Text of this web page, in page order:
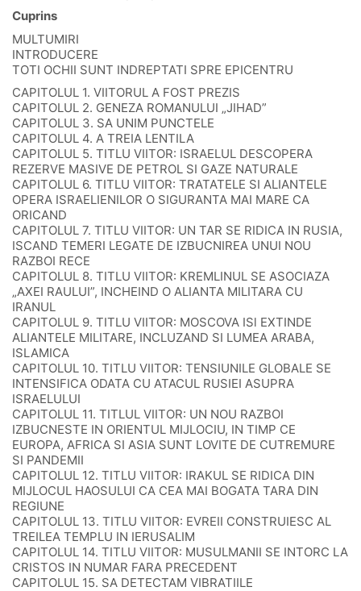
Cuprins
MULTUMIRI
INTRODUCERE
TOTI OCHII SUNT INDREPTATI SPRE EPICENTRU
CAPITOLUL 1. VIITORUL A FOST PREZIS
CAPITOLUL 2. GENEZA ROMANULUI „JIHAD”
CAPITOLUL 3. SA UNIM PUNCTELE
CAPITOLUL 4. A TREIA LENTILA
CAPITOLUL 5. TITLU VIITOR: ISRAELUL DESCOPERA
REZERVE MASIVE DE PETROL SI GAZE NATURALE
CAPITOLUL 6. TITLU VIITOR: TRATATELE SI ALIANTELE
OPERA ISRAELIENILOR O SIGURANTA MAI MARE CA
ORICAND
CAPITOLUL 7. TITLU VIITOR: UN TAR SE RIDICA IN RUSIA,
ISCAND TEMERI LEGATE DE IZBUCNIREA UNUI NOU
RAZBOI RECE
CAPITOLUL 8. TITLU VIITOR: KREMLINUL SE ASOCIAZA
„AXEI RAULUI”, INCHEIND O ALIANTA MILITARA CU
IRANUL
CAPITOLUL 9. TITLU VIITOR: MOSCOVA ISl EXTINDE
ALIANTELE MILITARE, INCLUZAND SI LUMEA ARABA,
ISLAMICA
CAPITOLUL 10. TITLU VIITOR: TENSIUNILE GLOBALE SE
INTENSIFICA ODATA CU ATACUL RUSIEI ASUPRA
ISRAELULUI
CAPITOLUL 11. TITLUL VIITOR: UN NOU RAZBOI
IZBUCNESTE IN ORIENTUL MIJLOCIU, IN TIMP CE
EUROPA, AFRICA SI ASIA SUNT LOVITE DE CUTREMURE
SI PANDEMII
CAPITOLUL 12. TITLU VIITOR: IRAKUL SE RIDICA DIN
MIJLOCUL HAOSULUI CA CEA MAI BOGATA TARA DIN
REGIUNE
CAPITOLUL 13. TITLU VIITOR: EVREII CONSTRUIESC AL
TREILEA TEMPLU IN IERUSALIM
CAPITOLUL 14. TITLU VIITOR: MUSULMANII SE INTORC LA
CRISTOS IN NUMAR FARA PRECEDENT
CAPITOLUL 15. SA DETECTAM VIBRATIILE